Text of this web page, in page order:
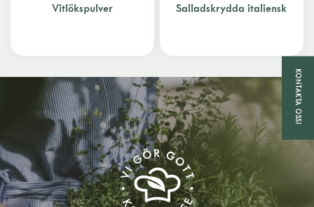
Vitlökspulver Salladskrydda italiensk
KONTAKTA OSS!